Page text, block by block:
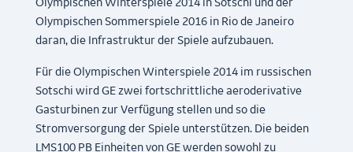
Olympischen Winterspiele 2014 in Sotschi und der
Olympischen Sommerspiele 2016 in Rio de Janeiro
daran, die Infrastruktur der Spiele aufzubauen.
Für die Olympischen Winterspiele 2014 im russischen
Sotschi wird GE zwei fortschrittliche aeroderivative
Gasturbinen zur Verfügung stellen und so die
Stromversorgung der Spiele unterstützen. Die beiden
LMS100 PB Einheiten von GE werden sowohl zu